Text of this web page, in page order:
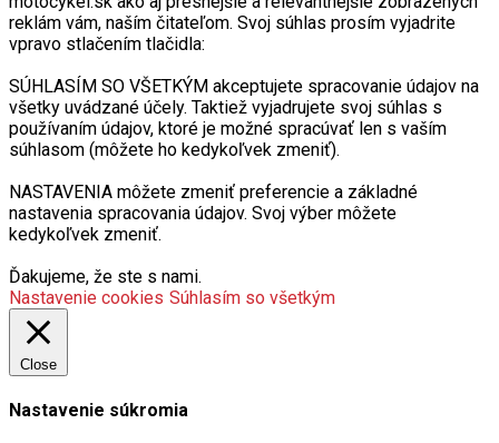
reklám vám, naším čitateľom. Svoj súhlas prosím vyjadrite
vpravo stlačením tlačidla:
SÚHLASÍM SO VŠETKÝM akceptujete spracovanie údajov na
všetky uvádzané účely. Taktiež vyjadrujete svoj súhlas s
používaním údajov, ktoré je možné spracúvať len s vaším
súhlasom (môžete ho kedykoľvek zmeniť).
NASTAVENIA môžete zmeniť preferencie a základné
nastavenia spracovania údajov. Svoj výber môžete
kedykoľvek zmeniť.
Ďakujeme, že ste s nami.
Nastavenie cookies Súhlasím so všetkým
Close
Nastavenie súkromia